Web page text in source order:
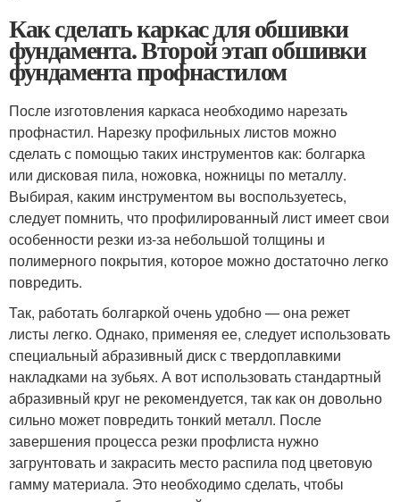
Как сделать каркас для обшивки
фундамента. Второй этап обшивки
фундамента профнастилом
После изготовления каркаса необходимо нарезать
профнастил. Нарезку профильных листов можно
сделать с помощью таких инструментов как: болгарка
или дисковая пила, ножовка, ножницы по металлу.
Выбирая, каким инструментом вы воспользуетесь,
следует помнить, что профилированный лист имеет свои
особенности резки из-за небольшой толщины и
полимерного покрытия, которое можно достаточно легко
повредить.
Так, работать болгаркой очень удобно — она режет
листы легко. Однако, применяя ее, следует использовать
специальный абразивный диск с твердоплавкими
накладками на зубьях. А вот использовать стандартный
абразивный круг не рекомендуется, так как он довольно
сильно может повредить тонкий металл. После
завершения процесса резки профлиста нужно
загрунтовать и закрасить место распила под цветовую
гамму материала. Это необходимо сделать, чтобы